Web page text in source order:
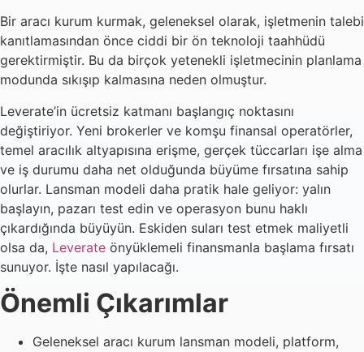
Bir aracı kurum kurmak, geleneksel olarak, işletmenin talebi
kanıtlamasından önce ciddi bir ön teknoloji taahhüdü
gerektirmiştir. Bu da birçok yetenekli işletmecinin planlama
modunda sıkışıp kalmasına neden olmuştur.
Leverate’in ücretsiz katmanı başlangıç noktasını
değiştiriyor. Yeni brokerler ve komşu finansal operatörler,
temel aracılık altyapısına erişme, gerçek tüccarları işe alma
ve iş durumu daha net olduğunda büyüme fırsatına sahip
olurlar. Lansman modeli daha pratik hale geliyor: yalın
başlayın, pazarı test edin ve operasyon bunu haklı
çıkardığında büyüyün. Eskiden suları test etmek maliyetli
olsa da, Leverate önyüklemeli finansmanla başlama fırsatı
sunuyor. İşte nasıl yapılacağı.
Önemli Çıkarımlar
Geleneksel aracı kurum lansman modeli, platform,